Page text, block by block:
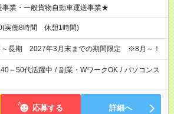
業・一般貨物自動車運送事業★
実働8時間 休憩1時間)
～長期 2027年3月末までの期間限定 ※8月～！
40～50代活躍中 / 副業・WワークOK / パソコンス
応募する 詳細へ